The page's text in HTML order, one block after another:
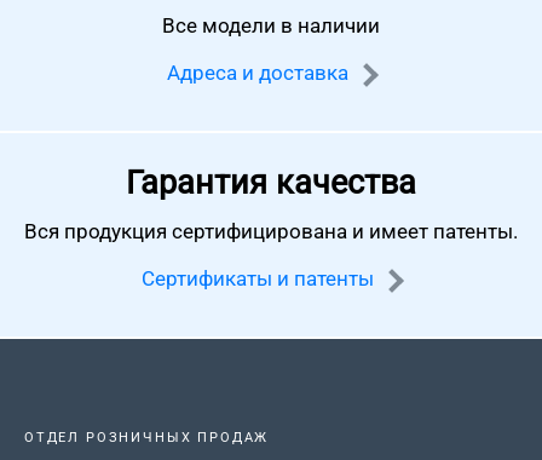
Все модели в наличии
Адреса и доставка
Гарантия качества
Вся продукция сертифицирована и имеет патенты.
Сертификаты и патенты
ОТДЕЛ РОЗНИЧНЫХ ПРОДАЖ